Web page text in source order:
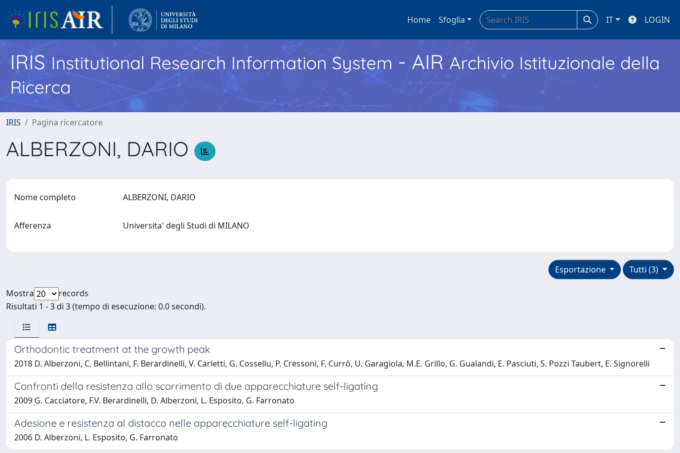
Home Sfoglia IT LOGIN
IRISInstitutional Research Information System - AIR Archivio Istituzionale della
Ricerca
IRIS Pagina ricercatore
ALBERZONI, DARIO
Nome completo ALBERZONI, DARIO
Afferenza Universita' degli Studi di MILANO
Tutti (3)
Esportazione
Mostra
records
Risultati 1 - 3 di 3 (tempo di esecuzione: 0.0 secondi).
Orthodontic treatment at the growth peak
2018 D. Alberzoni, C. Bellintani, F. Berardinelli, V. Carletti, G. Cossellu, P. Cressoni, F. Currò, U. Garagiola, M.E. Grillo, G. Gualandi, E. Pasciuti, S. Pozzi Taubert, E. Signorelli
Confronti della resistenza allo scorrimento di due apparecchiature self-ligating
2009 G. Cacciatore, F.V. Berardinelli, D. Alberzoni, L. Esposito, G. Farronato
Adesione e resistenza al distacco nelle apparecchiature self-ligating
2006 D. Alberzoni, L. Esposito, G. Farronato